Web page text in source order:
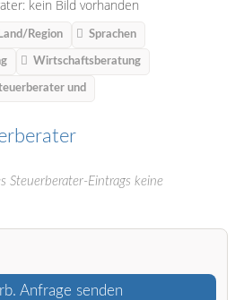
Land/Region Sprachen
Wirtschaftsberatung
und
Steuerberater-Eintrags keine
Anfrage senden